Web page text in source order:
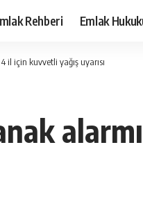
Rehberi Emlak
il için kuvvetli yağış uyarısı